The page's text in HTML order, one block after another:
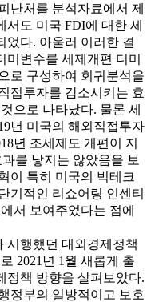
난처를 분석자료에서 제
도 미국 FDI에 대한 세
었다. 아울러 이러한 결
변수를 세제개편 더미
로 구성하여 회귀분석을
접투자를 감소시키는 효
으로 나타났다. 물론 세
년 미국의 해외직접투자
년 조세제도 개편이 지
를 낳지는 않았음을 보
이 특히 미국의 빅테크
기적인 리쇼어링 인센티
서 보여주었다는 점에
시행했던 대외경제정책
2021년 1월 새롭게 출
정책 방향을 살펴보았다.
정부의 일방적이고 보호